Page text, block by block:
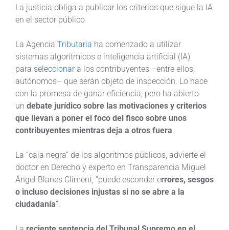
La justicia obliga a publicar los criterios que sigue la IA
en el sector público
La Agencia Tributaria ha comenzado a utilizar
sistemas algorítmicos e inteligencia artificial (IA)
para seleccionara los contribuyentes –entre ellos,
autónomos– que serán objeto de inspección. Lo hace
con la promesa de ganar eficiencia, pero ha abierto
un debate jurídico sobre las motivaciones y criterios
que llevan a poner el foco del fisco sobre unos
contribuyentes mientras deja a otros fuera.
La “caja negra” de los algoritmos públicos, advierte el
doctor en Derecho y experto en Transparencia Miguel
Ángel Blanes Climent, “puede esconder errores, sesgos
o incluso decisiones injustas si no se abre a la
ciudadanía”.